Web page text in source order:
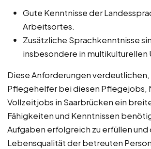
Gute Kenntnisse der
Arbeitsortes.
Zusätzliche Sprachkenntnisse
insbesondere in multikulturellen
Diese Anforderungen verdeutlichen,
Pflegehelfer bei diesen Pflegejobs,
Vollzeitjobs in Saarbrücken ein
Fähigkeiten und Kenntnissen
Aufgaben erfolgreich zu erfüllen und
Lebensqualität der betreuten